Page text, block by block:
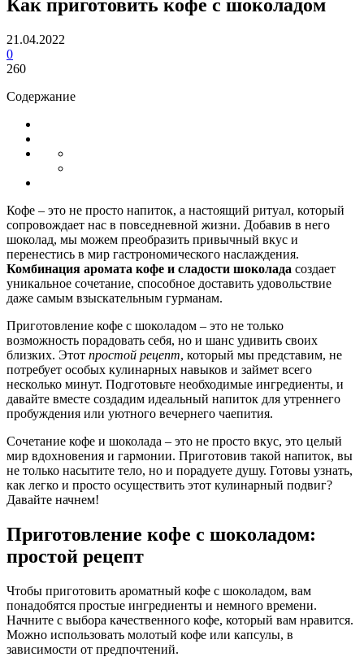
Как приготовить кофе с шоколадом
21.04.2022
0
260
Содержание
Кофе – это не просто напиток, а настоящий ритуал, который
сопровождает нас в повседневной жизни. Добавив в него
шоколад, мы можем преобразить привычный вкус и
перенестись в мир гастрономического наслаждения.
Комбинация аромата кофе и сладости шоколада создает
уникальное сочетание, способное доставить удовольствие
даже самым взыскательным гурманам.
Приготовление кофе с шоколадом – это не только
возможность порадовать себя, но и шанс удивить своих
близких. Этот простой рецепт, который мы представим, не
потребует особых кулинарных навыков и займет всего
несколько минут. Подготовьте необходимые ингредиенты, и
давайте вместе создадим идеальный напиток для утреннего
пробуждения или уютного вечернего чаепития.
Сочетание кофе и шоколада – это не просто вкус, это целый
мир вдохновения и гармонии. Приготовив такой напиток, вы
не только насытите тело, но и порадуете душу. Готовы узнать,
как легко и просто осуществить этот кулинарный подвиг?
Давайте начнем!
Приготовление кофе с шоколадом:
простой рецепт
Чтобы приготовить ароматный кофе с шоколадом, вам
понадобятся простые ингредиенты и немного времени.
Начните с выбора качественного кофе, который вам нравится.
Можно использовать молотый кофе или капсулы, в
зависимости от предпочтений.